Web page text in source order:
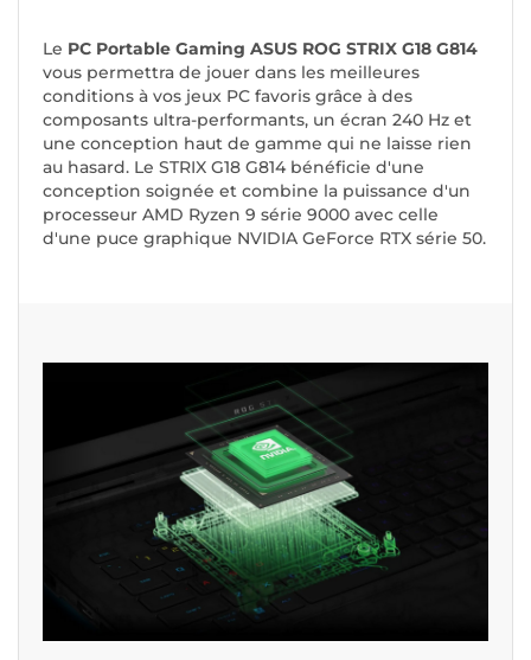
Le PC Portable Gaming ASUS ROG STRIX G18 G814
vous permettra de jouer dans les meilleures
conditions à vos jeux PC favoris grâce à des
composants ultra-performants, un écran 240 Hz et
une conception haut de gamme qui ne laisse rien
au hasard. Le STRIX G18 G814 bénéficie d'une
conception soignée et combine la puissance d'un
processeur AMD Ryzen 9 série 9000 avec celle
d'une puce graphique NVIDIA GeForce RTX série 50.